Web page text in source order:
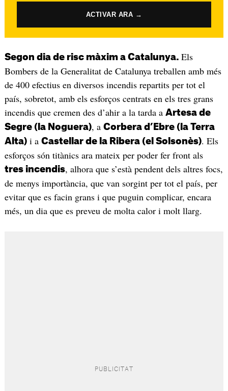
ACTIVAR ARA →
Segon dia de risc màxim a Catalunya. Els
Bombers de la Generalitat de Catalunya treballen amb més
de 400 efectius en diversos incendis repartits per tot el
país, sobretot, amb els esforços centrats en els tres grans
incendis que cremen des d’ahir a la tarda a Artesa de
Segre (la Noguera), a Corbera d’Ebre (la Terra
Alta)i a Castellar de la Ribera (el Solsonès). Els
esforços són titànics ara mateix per poder fer front als
tres incendis, alhora que s’està pendent dels altres focs,
de menys importància, que van sorgint per tot el país, per
evitar que es facin grans i que puguin complicar, encara
més, un dia que es preveu de molta calor i molt llarg.